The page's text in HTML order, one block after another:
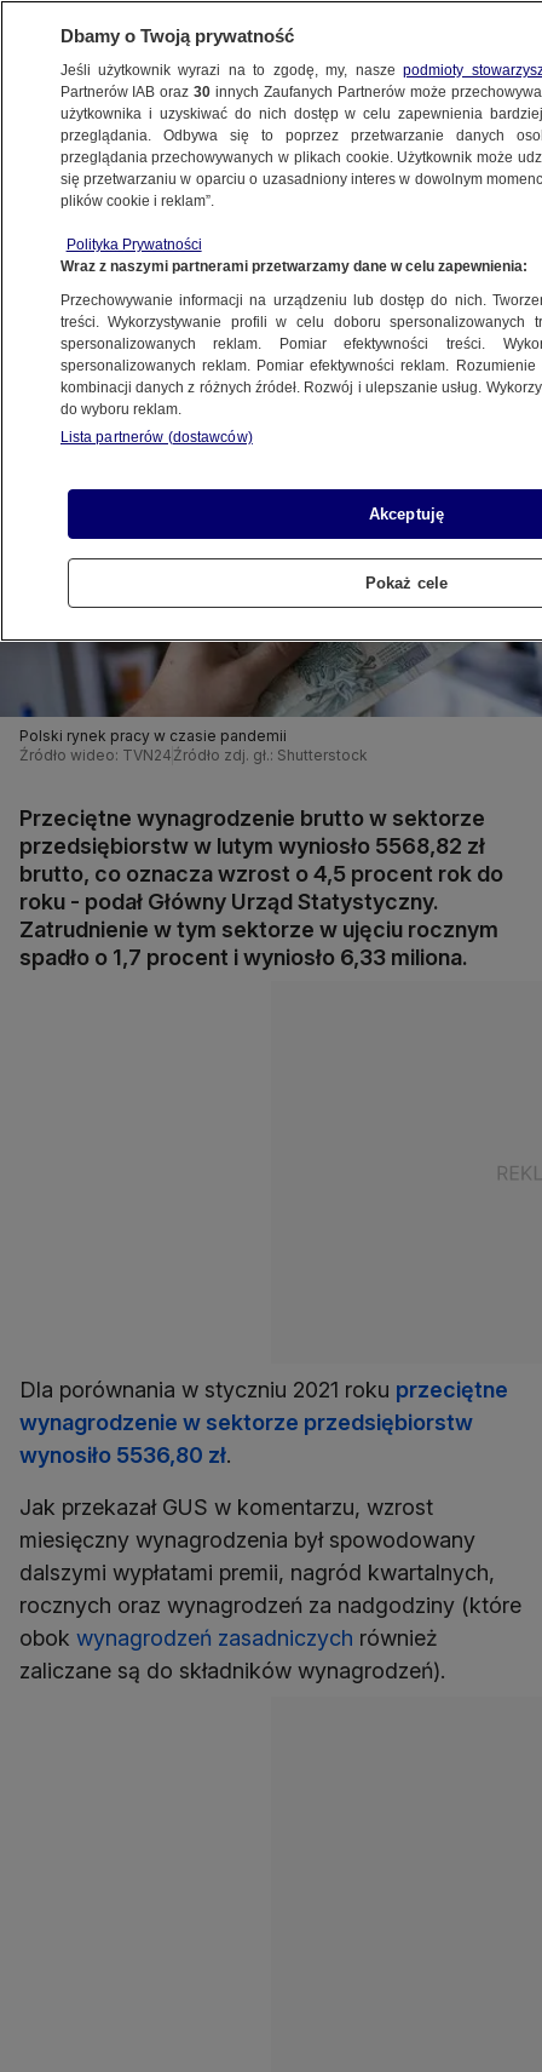
BIZNES
Z KRAJU
"Dobre dane z polskiego rynku pracy"
17.03.2021, 11:12
Udostępnij
Polski rynek pracy w czasie pandemii
Źródło wideo: TVN24 Źródło zdj. gł.: Shutterstock
Przeciętne wynagrodzenie brutto w sektorze
przedsiębiorstw w lutym wyniosło 5568,82 zł
brutto, co oznacza wzrost o 4,5 procent rok do
roku - podał Główny Urząd Statystyczny.
Zatrudnienie w tym sektorze w ujęciu rocznym
spadło o 1,7 procent i wyniosło 6,33 miliona.
Dla porównania w styczniu 2021 roku przeciętne
wynagrodzenie w sektorze przedsiębiorstw
wynosiło 5536,80 zł.
Jak przekazał GUS w komentarzu, wzrost
miesięczny wynagrodzenia był spowodowany
dalszymi wypłatami premii, nagród kwartalnych,
rocznych oraz wynagrodzeń za nadgodziny (które
obok wynagrodzeń zasadniczych również
zaliczane są do składników wynagrodzeń).
Dbamy o Twoją prywatność
Jeśli użytkownik wyrazi na to zgodę, my, naszepodmioty
Partnerów IAB oraz30 innych Zaufanych Partnerów może
użytkownika i uzyskiwać do nich dostęp w celu zapewnienia
przeglądania. Odbywa się to poprzez przetwarzanie danych
przeglądania przechowywanych w plikach cookie. Użytkownik może
się przetwarzaniu w oparciu o uzasadniony interes w dowolnym
plików cookie i reklam”.
Polityka Prywatności
Wraz z naszymi partnerami przetwarzamy dane w celu zapewnienia:
Przechowywanie informacji na urządzeniu lub dostęp do nich.
treści. Wykorzystywanie profili w celu doboru spersonalizowanych
spersonalizowanych reklam. Pomiar efektywności treści.
spersonalizowanych reklam. Pomiar efektywności reklam.
kombinacji danych z różnych źródeł. Rozwój i ulepszanie usług.
do wyboru reklam.
Lista partnerów (dostawców)
Akceptuję
Pokaż cele